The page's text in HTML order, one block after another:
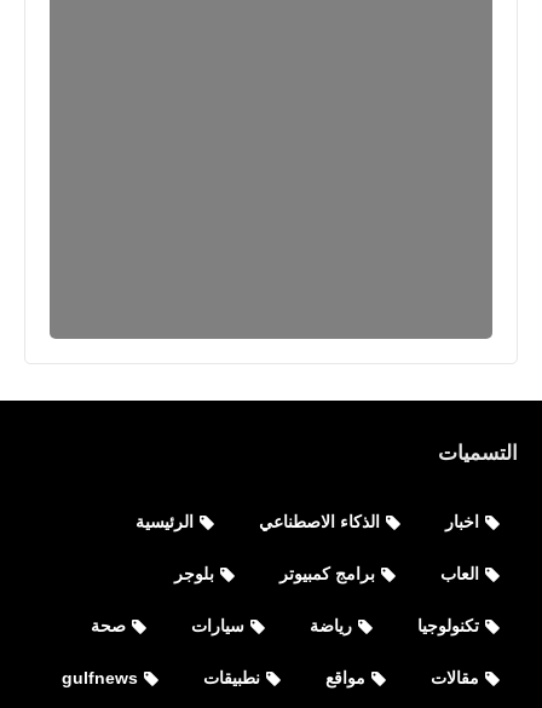
والأندرويد
التسميات
اخبار الذكاء الاصطناعي الرئيسية
العاب برامج كمبيوتر بلوجر
تكنولوجيا رياضة سيارات صحة
مقالات مواقع نطبيقات gulfnews